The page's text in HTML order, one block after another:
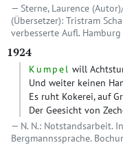
Sterne, Laurence
(Übersetzer): Tristram
verbesserte Aufl. Hamburg
1924
Kumpel will
Und weiter keinen
Es ruht Kokerei, auf
Der Geesicht von
N. N.: Notstandsarbeit.
Bergmannssprache.